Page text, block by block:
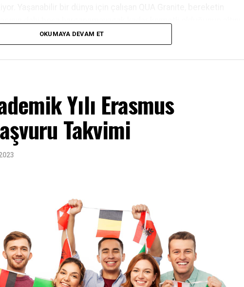
Su olmazsa yaşanabilecek bir hayatın da
nedenle, doğal kaynakların tüketimini azaltmayı ve ürünlerin
seviyede tutmayı amaçlıyoruz. Verimliliğimizi artırmak ve su
sırasında oluşan atık suyun %100’ünü doğaya deşarj
3/gün kapasiteli olan endüstriyel su arıtma tesisimizde arıtarak
QUA Granite olarak bir damla suyu bile israf etmeden; sadece
her alanında ve anında doğaya sahip çıkmaya devam
OKUMAYA DEVAM ET
Yılı Erasmus
Takvimi